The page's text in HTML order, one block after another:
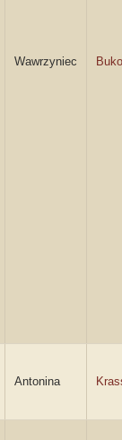
Wawrzyniec
Antonina